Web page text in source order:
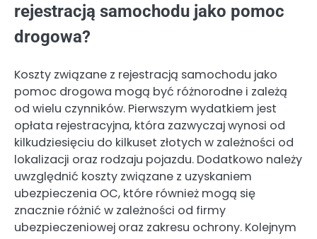
rejestracją samochodu jako pomoc
drogowa?
Koszty związane z rejestracją samochodu jako
pomoc drogowa mogą być różnorodne i zależą
od wielu czynników. Pierwszym wydatkiem jest
opłata rejestracyjna, która zazwyczaj wynosi od
kilkudziesięciu do kilkuset złotych w zależności od
lokalizacji oraz rodzaju pojazdu. Dodatkowo należy
uwzględnić koszty związane z uzyskaniem
ubezpieczenia OC, które również mogą się
znacznie różnić w zależności od firmy
ubezpieczeniowej oraz zakresu ochrony. Kolejnym